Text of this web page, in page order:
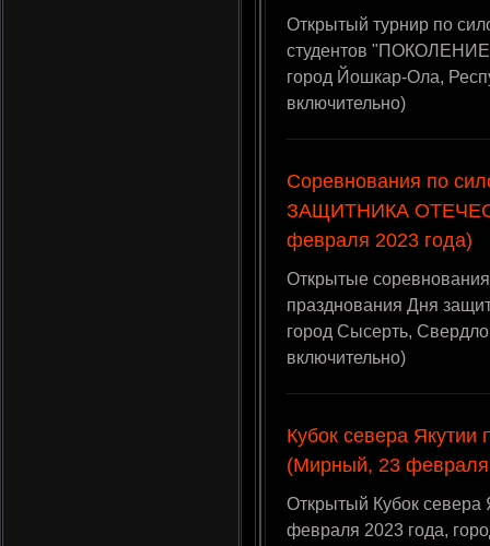
Открытый турнир по
студентов
город Йошкар-Ола,
включительно)
Соревнования по
ЗАЩИТНИКА
февраля 2023 года)
Открытые
празднования Дня
город Сысерть,
включительно)
Кубок севера
(Мирный, 23 февраля
Открытый Кубок севера
февраля 2023 года,